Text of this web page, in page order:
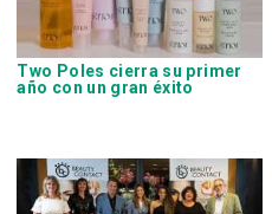
Two Poles cierra su primer
año con un gran éxito